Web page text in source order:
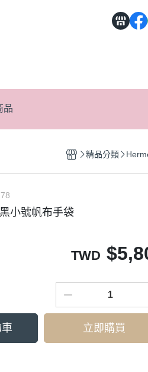
品
精品分類
小號帆布手袋
TWD $
立即購買